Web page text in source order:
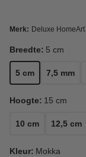
Merk: Deluxe HomeArt
Breedte: 5 cm
5 cm 7,5 mm
Hoogte: 15 cm
10 cm 12,5 cm
Kleur: Mokka